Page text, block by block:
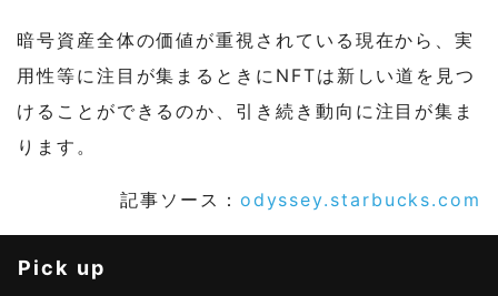
暗号資産全体の価値が重視されている現在から、実
用性等に注目が集まるときにNFTは新しい道を見つ
けることができるのか、引き続き動向に注目が集ま
ります。
記事ソース： odyssey.starbucks.com
Pick up